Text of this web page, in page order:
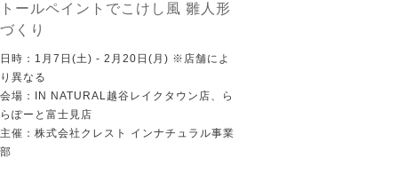
トールペイントでこけし風 雛人形
づくり
日時：1月7日(土) - 2月20日(月) ※店舗によ
り異なる
会場：IN NATURAL越谷レイクタウン店、ら
らぽーと富士見店
主催：株式会社クレスト インナチュラル事業
部